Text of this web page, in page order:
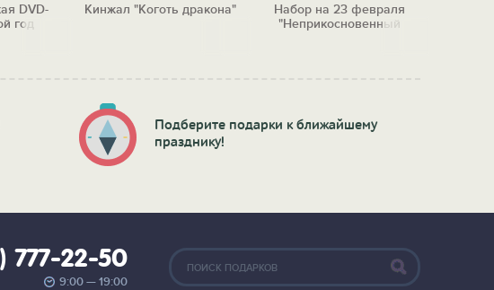
DVD-
год
Кинжал "Коготь дракона"
Набор на 23 февраля
"Неприкосновенный
Подберите подарки к ближайшему
празднику!
777-22-50
9:00 — 19:00